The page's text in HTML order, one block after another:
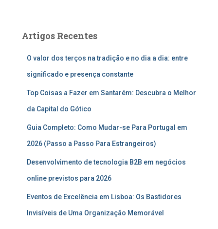
h
Artigos Recentes
O valor dos terços na tradição e no dia a dia: entre
significado e presença constante
Top Coisas a Fazer em Santarém: Descubra o Melhor
da Capital do Gótico
Guia Completo: Como Mudar-se Para Portugal em
2026 (Passo a Passo Para Estrangeiros)
Desenvolvimento de tecnologia B2B em negócios
online previstos para 2026
Eventos de Excelência em Lisboa: Os Bastidores
Invisíveis de Uma Organização Memorável